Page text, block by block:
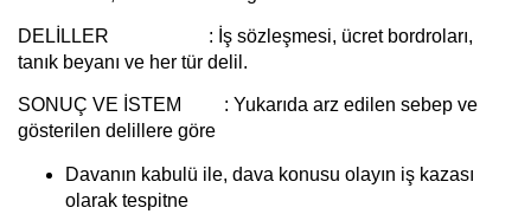
DELİLLER : İş sözleşmesi, ücret bordroları,
tanık beyanı ve her tür delil.
SONUÇ VE İSTEM : Yukarıda arz edilen sebep ve
gösterilen delillere göre
Davanın kabulü ile, dava konusu olayın iş kazası
olarak tespitne